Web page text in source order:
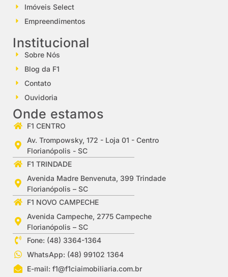
Imóveis Select
Empreendimentos
Institucional
Sobre Nós
Blog da F1
Contato
Ouvidoria
Onde estamos
F1 CENTRO
Av. Trompowsky, 172 - Loja 01 - Centro
Florianópolis - SC
F1 TRINDADE
Avenida Madre Benvenuta, 399 Trindade
Florianópolis – SC
F1 NOVO CAMPECHE
Avenida Campeche, 2775 Campeche
Florianópolis – SC
Fone: (48) 3364-1364
WhatsApp: (48) 99102 1364
E-mail:f1@f1ciaimobiliaria.com.br